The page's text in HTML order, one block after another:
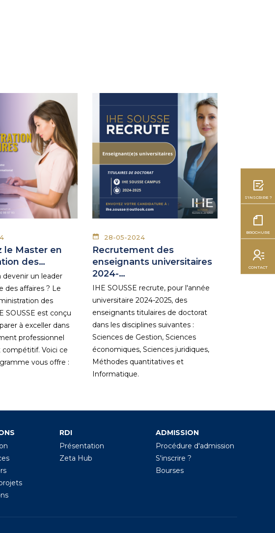
S'INSCRIRE ?
BROCHURE
CONTACT
le Master en
des…
devenir un leader
des affaires ? Le
des
SOUSSE est conçu
à exceller dans
professionnel
Voici ce
vous offre :
28-05-2024
Recrutement des
enseignants universitaires
2024-…
IHE SOUSSE recrute, pour l'année
universitaire 2024-2025, des
enseignants titulaires de doctorat
dans les disciplines suivantes :
Sciences de Gestion, Sciences
économiques, Sciences juridiques,
Méthodes quantitatives et
Informatique.
RDI
Présentation
Zeta Hub
ADMISSION
Procédure d'admission
S'inscrire ?
Bourses